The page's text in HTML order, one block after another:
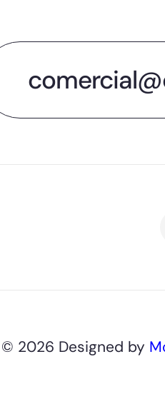
© 2026 Designed by